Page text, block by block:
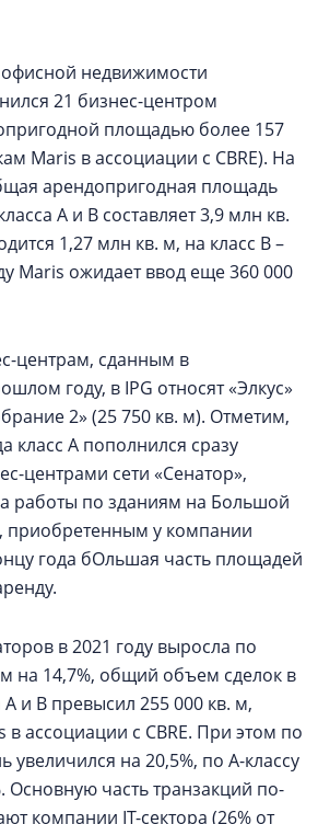
недвижимости
21 бизнес-центром
площадью более 157
Maris в ассоциации с CBRE). На
арендопригодная площадь
А и В составляет 3,9 млн кв.
1,27 млн кв. м, на класс В –
Maris ожидает ввод еще 360 000
центрам, сданным в
году, в IPG относят «Элкус»
2» (25 750 кв. м). Отметим,
класс А пополнился сразу
центрами сети «Сенатор»,
работы по зданиям на Большой
приобретенным у компании
года бОльшая часть площадей
в 2021 году выросла по
на 14,7%, общий объем сделок в
А и В превысил 255 000 кв. м,
в ассоциации с CBRE. При этом по
увеличился на 20,5%, по А-классу
Основную часть транзакций по-
компании IT-сектора (26% от